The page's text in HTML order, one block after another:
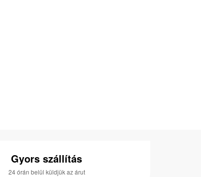
Gyors szállítás
24 órán belül küldjük az árut